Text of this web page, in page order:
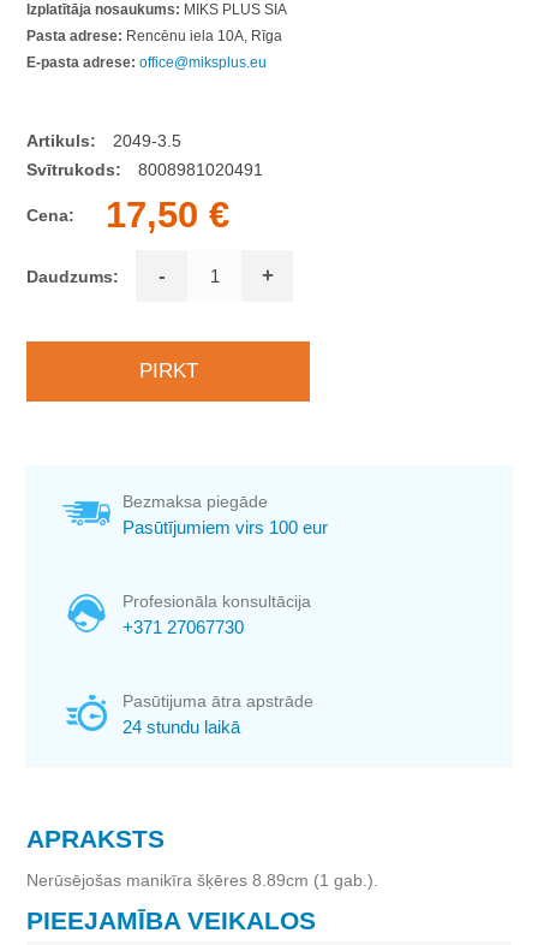
Izplatītāja nosaukums: MIKS PLUS SIA
Pasta adrese: Rencēnu iela 10A, Rīga
E-pasta adrese: office@miksplus.eu
Artikuls:
2049-3.5
Svītrukods:
8008981020491
Cena: 17,50 €
Daudzums: - +
Bezmaksa piegāde
Pasūtījumiem virs 100 eur
Profesionāla konsultācija
+371 27067730
Pasūtijuma ātra apstrāde
24 stundu laikā
APRAKSTS
Nerūsējošas manikīra šķēres 8.89cm (1 gab.).
PIEEJAMĪBA VEIKALOS